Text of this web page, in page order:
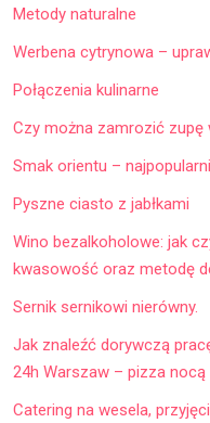
Metody naturalne
Werbena cytrynowa –
Połączenia kulinarne
Czy można zamrozić zupę
Smak orientu –
Pyszne ciasto z jabłkami
Wino bezalkoholowe: jak
kwasowość oraz metodę
Sernik sernikowi nierówny.
Jak znaleźć dorywczą
24h Warszaw – pizza nocą
Catering na wesela,